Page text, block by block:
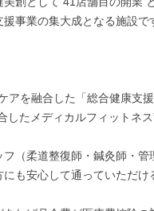
事業の集大成となる施設で
アを融合した「総合健康支
したメディカルフィットネス
フ（柔道整復師・鍼灸師・
も安心して通っていただけ